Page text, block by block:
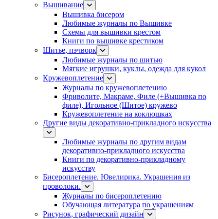
Вышивание
Вышивка бисером
Любимые журналы по Вышивке
Схемы для вышивки крестом
Книги по вышивке крестиком
Шитье, пэчворк
Любимые журналы по шитью
Мягкие игрушки, куклы, одежда для кукол
Кружевоплетение
Журналы по кружевоплетению
Фриволите, Макраме, Филе (+Вышивка по
филе), Игольное (Шитое) кружево
Кружевоплетение на коклюшках
Другие виды декоративно-прикладного искусства
Любимые журналы по другим видам
декоративно-прикладного искусства
Книги по декоративно-прикладному
искусству
Бисероплетение. Ювелирика. Украшения из
проволоки.
Журналы по бисероплетению
Обучающая литература по украшениям
Рисунок, графический дизайн